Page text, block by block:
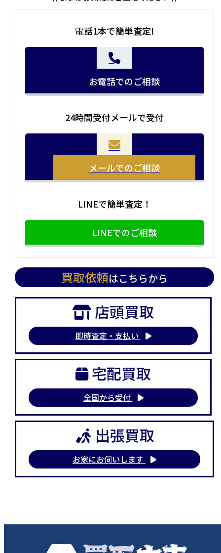
お品物をつめて送るだけで査定が可能です。時間が無い
方や、荷物が多い方へオススメです。
当店の査定員がご自宅に伺いその場で査定を致します。
まとめて売りたい！価値がわからなく売れるかわからな
電話1本で簡単査定!
お電話でのご相談
24時間受付メールで受付
メールでのご相談
LINEで簡単査定！
LINEでのご相談
買取依頼はこちらから
店頭買取
即時査定・支払い
宅配買取
全国から受付
出張買取
お家にお伺いします